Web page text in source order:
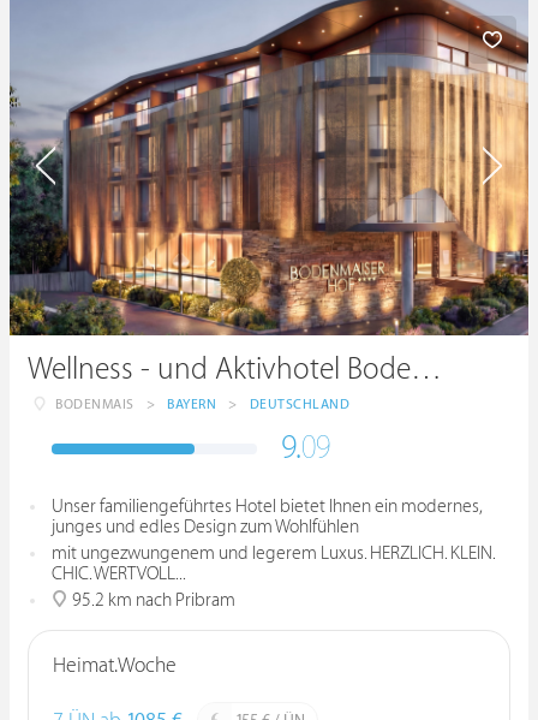
Wellness - und Aktivhotel Bodenmaiser Hof
BODENMAIS > BAYERN > DEUTSCHLAND
9.09
Unser familiengeführtes Hotel bietet Ihnen ein modernes,
junges und edles Design zum Wohlfühlen
mit ungezwungenem und legerem Luxus. HERZLICH. KLEIN.
CHIC. WERTVOLL...
95.2 km nach Pribram
Heimat.Woche